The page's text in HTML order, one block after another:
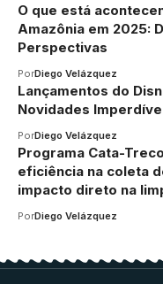
O que está
Amazônia em 2025:
Perspectivas
PorDiego Velázquez
Lançamentos do
Novidades
PorDiego Velázquez
Programa Cata-
eficiência na coleta
impacto direto na
PorDiego Velázquez